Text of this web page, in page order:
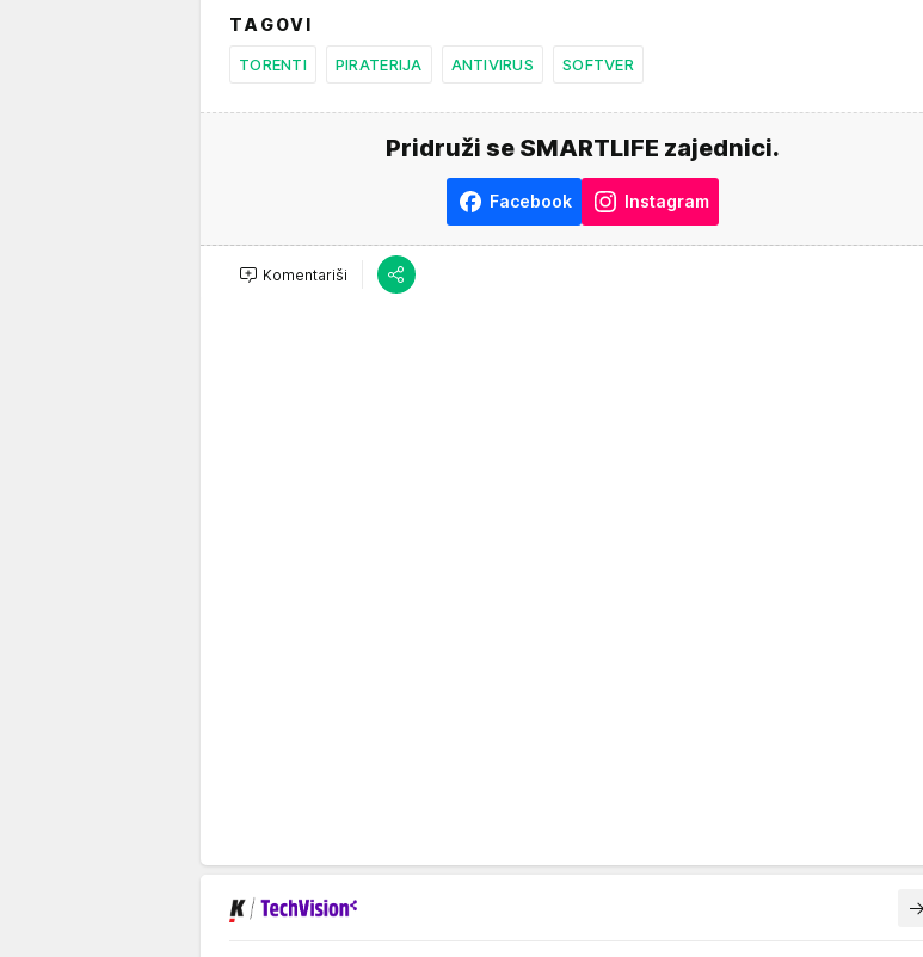
TAGOVI
TORENTI PIRATERIJA ANTIVIRUS SOFTVER
Pridruži se SMARTLIFE zajednici.
Facebook Instagram
Komentariši